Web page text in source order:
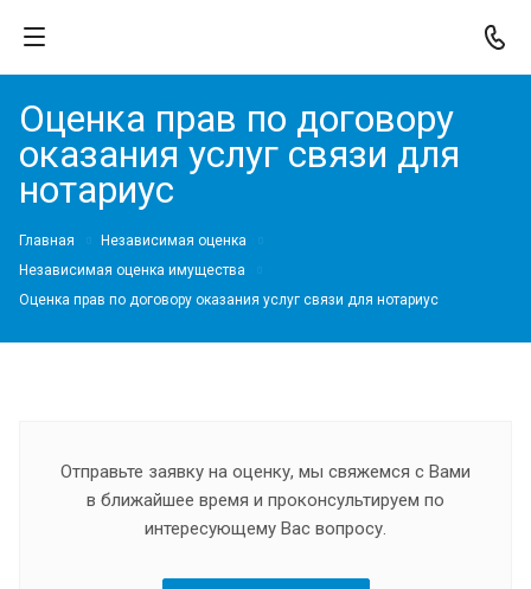
Оценка прав по договору
оказания услуг связи для
нотариус
Главная
Независимая оценка
Независимая оценка имущества
Оценка прав по договору оказания услуг связи для нотариус
Отправьте заявку на оценку, мы свяжемся с Вами
в ближайшее время и проконсультируем по
интересующему Вас вопросу.